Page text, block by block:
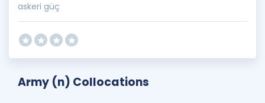
İngilizce Gramer
askeri güç
Army (n) Collocations